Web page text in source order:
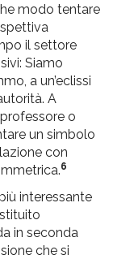
modo tentare
il settore
Siamo
a un’eclissi
A
o
un simbolo
con
6
interessante
in seconda
che si